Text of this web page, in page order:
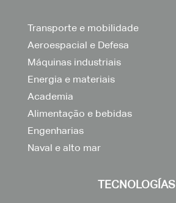
Transporte e mobilidade
Aeroespacial e Defesa
Máquinas industriais
Energia e materiais
Academia
Alimentação e bebidas
Engenharias
Naval e alto mar
TECNOLOGÍAS